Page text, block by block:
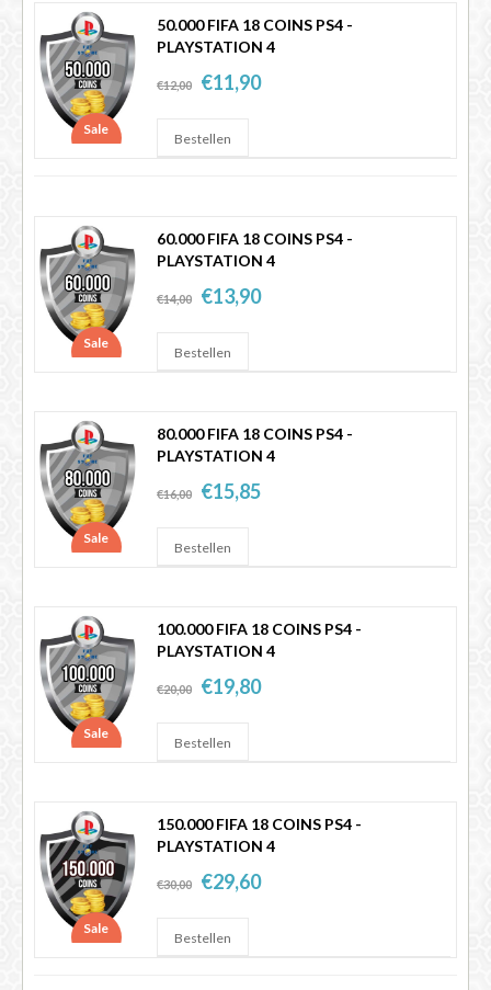
Sale
50.000 FIFA 18 COINS PS4 -
PLAYSTATION 4
€12,00 €11,90
Sale
60.000 FIFA 18 COINS PS4 -
PLAYSTATION 4
€14,00 €13,90
Sale
80.000 FIFA 18 COINS PS4 -
PLAYSTATION 4
€16,00 €15,85
Sale
100.000 FIFA 18 COINS PS4 -
PLAYSTATION 4
€20,00 €19,80
Sale
150.000 FIFA 18 COINS PS4 -
PLAYSTATION 4
€30,00 €29,60